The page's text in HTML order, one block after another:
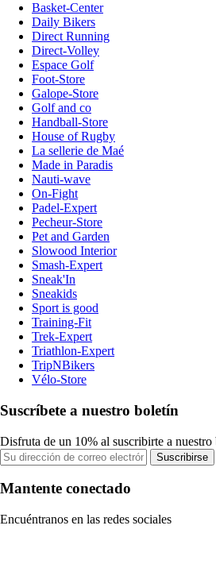
Basket-Center
Daily Bikers
Direct Running
Direct-Volley
Espace Golf
Foot-Store
Galope-Store
Golf and co
Handball-Store
House of Rugby
La sellerie de Maé
Made in Paradis
Nauti-wave
On-Fight
Padel-Expert
Pecheur-Store
Pet and Garden
Slowood Interior
Smash-Expert
Sneak'In
Sneakids
Sport is good
Training-Fit
Trek-Expert
Triathlon-Expert
TripNBikers
Vélo-Store
Suscríbete a nuestro boletín
Disfruta de un 10% al suscribirte a nuestro
Suscribirse
Mantente conectado
Encuéntranos en las redes sociales